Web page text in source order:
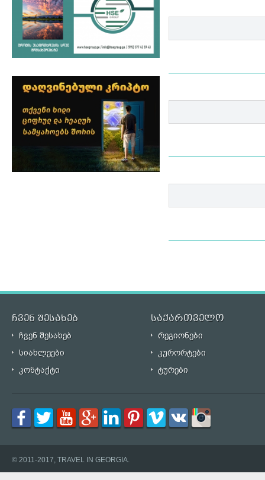
ჩვენ შესახებ საქართველო
ჩვენ შესახებ
რეგიონები
სიახლეები
კურორტები
კონტაქტი
ტურები
© 2011-2017, TRAVEL IN GEORGIA.